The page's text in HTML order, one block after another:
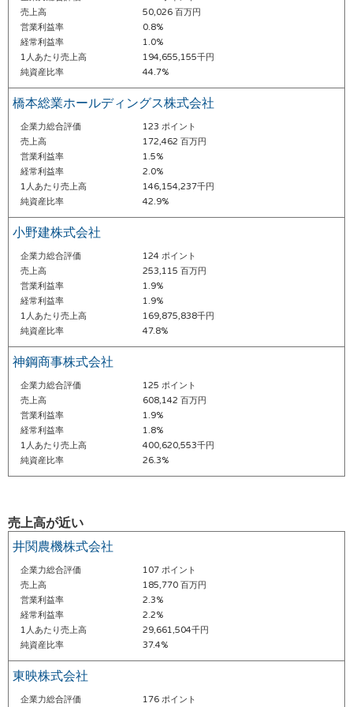
売上高
50,026 百万円
営業利益率
0.8%
経常利益率
1.0%
1人あたり売上高
194,655,155千円
純資産比率
44.7%
橋本総業ホールディングス株式会社
企業力総合評価
123 ポイント
売上高
172,462 百万円
営業利益率
1.5%
経常利益率
2.0%
1人あたり売上高
146,154,237千円
純資産比率
42.9%
小野建株式会社
企業力総合評価
124 ポイント
売上高
253,115 百万円
営業利益率
1.9%
経常利益率
1.9%
1人あたり売上高
169,875,838千円
純資産比率
47.8%
神鋼商事株式会社
企業力総合評価
125 ポイント
売上高
608,142 百万円
営業利益率
1.9%
経常利益率
1.8%
1人あたり売上高
400,620,553千円
純資産比率
26.3%
売上高が近い
井関農機株式会社
企業力総合評価
107 ポイント
売上高
185,770 百万円
営業利益率
2.3%
経常利益率
2.2%
1人あたり売上高
29,661,504千円
純資産比率
37.4%
東映株式会社
企業力総合評価 176 ポイント